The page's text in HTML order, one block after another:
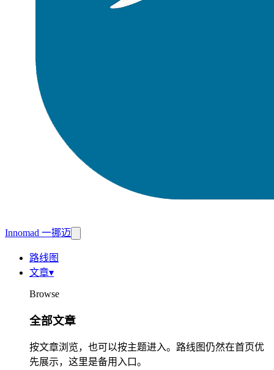
Innomad 一挪迈
路线图
文章▾
Browse
全部文章
按文章浏览，也可以按主题进入。路线图仍然在首页优
先展示，这里是备用入口。